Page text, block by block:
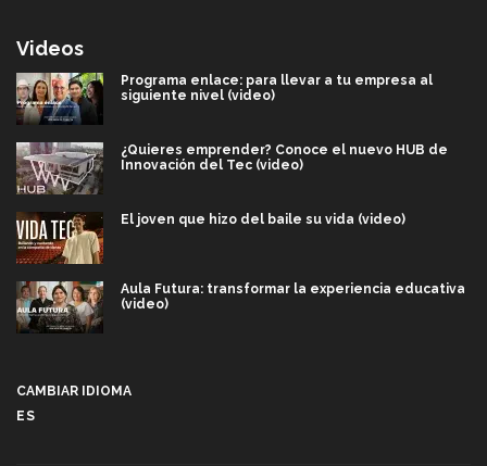
Videos
Programa enlace: para llevar a tu empresa al
siguiente nivel (video)
¿Quieres emprender? Conoce el nuevo HUB de
Innovación del Tec (video)
El joven que hizo del baile su vida (video)
Aula Futura: transformar la experiencia educativa
(video)
CAMBIAR IDIOMA
ES